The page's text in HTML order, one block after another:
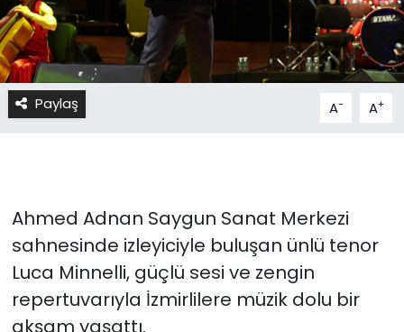
Paylaş A- A+
Ahmed Adnan Saygun Sanat Merkezi
sahnesinde izleyiciyle buluşan ünlü tenor
Luca Minnelli, güçlü sesi ve zengin
repertuvarıyla İzmirlilere müzik dolu bir
akşam yaşattı.